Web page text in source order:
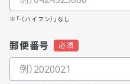
※「-（ハイフン）」なし
郵便番号